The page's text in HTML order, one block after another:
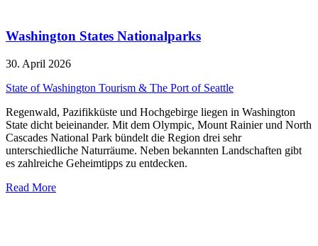
Washington States Nationalparks
30. April 2026
State of Washington Tourism & The Port of Seattle
Regenwald, Pazifikküste und Hochgebirge liegen in Washington
State dicht beieinander. Mit dem Olympic, Mount Rainier und North
Cascades National Park bündelt die Region drei sehr
unterschiedliche Naturräume. Neben bekannten Landschaften gibt
es zahlreiche Geheimtipps zu entdecken.
Read More